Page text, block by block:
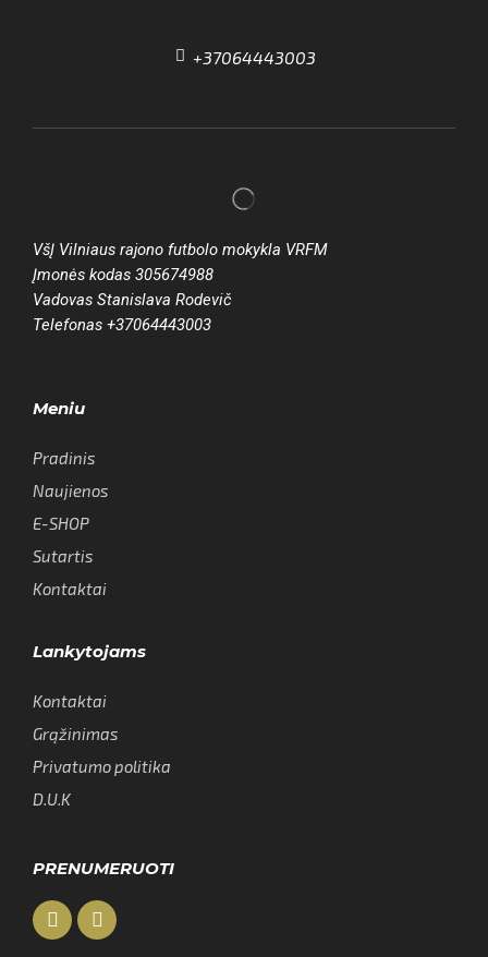
+37064443003
VšĮ Vilniaus rajono futbolo mokykla VRFM
Įmonės kodas 305674988
Vadovas Stanislava Rodevič
Telefonas +37064443003
Meniu
Pradinis
Naujienos
E-SHOP
Sutartis
Kontaktai
Lankytojams
Kontaktai
Grąžinimas
Privatumo politika
D.U.K
PRENUMERUOTI